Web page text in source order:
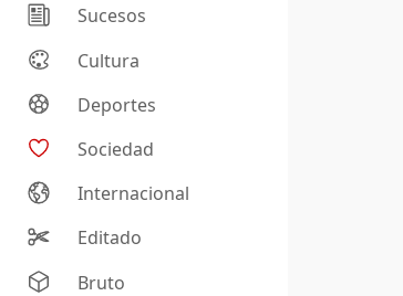
Sucesos
Cultura
Deportes
Sociedad
Internacional
Editado
Bruto